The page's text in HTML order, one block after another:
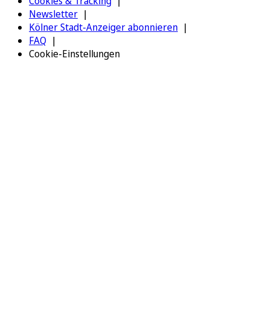
Newsletter
Kölner Stadt-Anzeiger abonnieren
FAQ
Cookie-Einstellungen